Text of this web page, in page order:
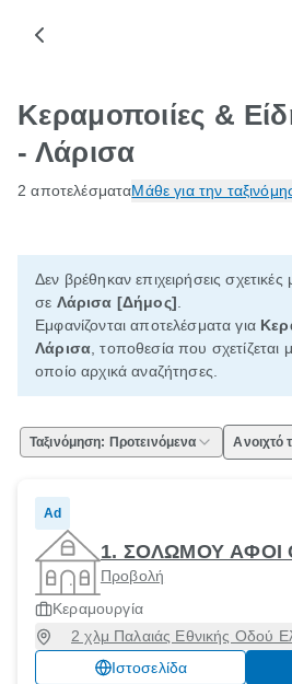
Κεραμοποιίες &
- Λάρισα
2 αποτελέσματαΜάθε για την
Δεν βρέθηκαν επιχειρήσεις σχετικές
σε Λάρισα [Δήμος]
Εμφανίζονται αποτελέσματα για
Λάρισα , τοποθεσία που
οποίο αρχικά αναζήτησες.
Ταξινόμηση: Προτεινόμενα Ανοιχτό
Ad
1. ΣΟΛΩΜΟΥ ΑΦΟΙ
Προβολή
Κεραμουργία
2 χλμ Παλαιάς Εθνικής Οδού
Ελασσόνα, 40200, ΛΑΡΙΣΑΣ,
Ιστοσελίδα